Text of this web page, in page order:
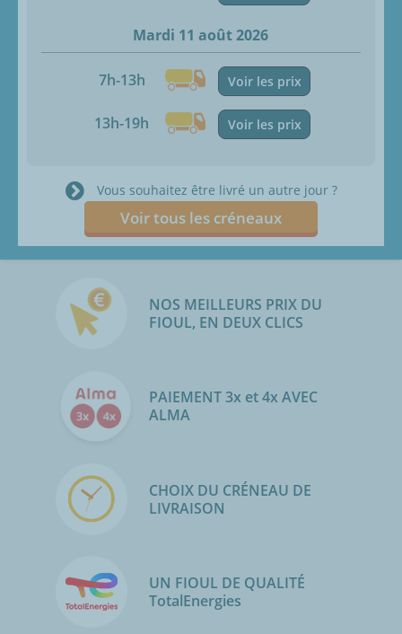
Mardi 11 août 2026
7h-13h Voir les prix
13h-19h Voir les prix
Vous souhaitez être livré un autre jour ?
Voir tous les créneaux
NOS MEILLEURS PRIX DU
FIOUL, EN DEUX CLICS
PAIEMENT 3x et 4x AVEC
ALMA
CHOIX DU CRÉNEAU DE
LIVRAISON
UN FIOUL DE QUALITÉ
TotalEnergies